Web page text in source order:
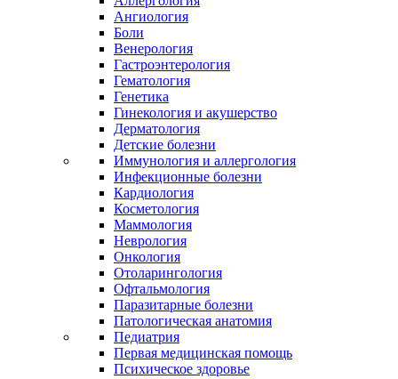
Ангиология
Боли
Венерология
Гастроэнтерология
Гематология
Генетика
Гинекология и акушерство
Дерматология
Детские болезни
Иммунология и аллергология
Инфекционные болезни
Кардиология
Косметология
Маммология
Неврология
Онкология
Отоларингология
Офтальмология
Паразитарные болезни
Патологическая анатомия
Педиатрия
Первая медицинская помощь
Психическое здоровье